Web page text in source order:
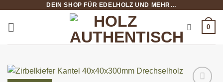
springen
DEIN SHOP FÜR EDELHOLZ UND MEHR…
0